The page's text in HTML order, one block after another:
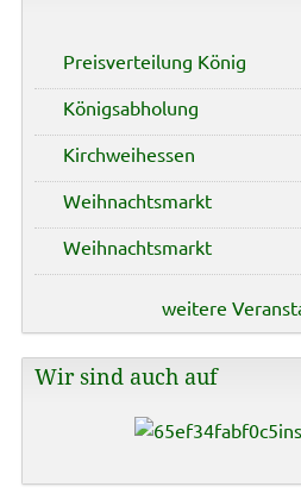
Preisverteilung König
Königsabholung
Kirchweihessen
Weihnachtsmarkt
Weihnachtsmarkt
weitere
Wir sind auch auf